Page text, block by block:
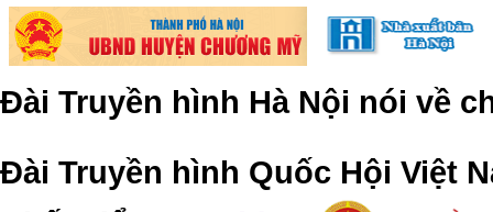
Đài Truyền hình Hà Nội nói về
Đài Truyền hình Quốc Hội Việt